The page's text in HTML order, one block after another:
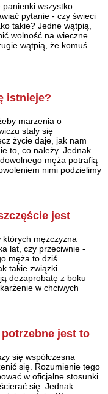
panienki wszystko
pytanie - czy świeci
takie? Jedne wątpią,
wolność na wieczne
wątpią, że komuś
istnieje?
marzenia o
stały się
życie daje, jak nam
to, co należy. Jednak
męża potrafią
nimi podzielimy
jest
których mężczyzna
lat, czy przeciwnie -
męża to dziś
takie związki
dezaprobatę z boku
w chciwych
jest to
się współczesna
się. Rozumienie tego
w oficjalne stosunki
się. Jednak